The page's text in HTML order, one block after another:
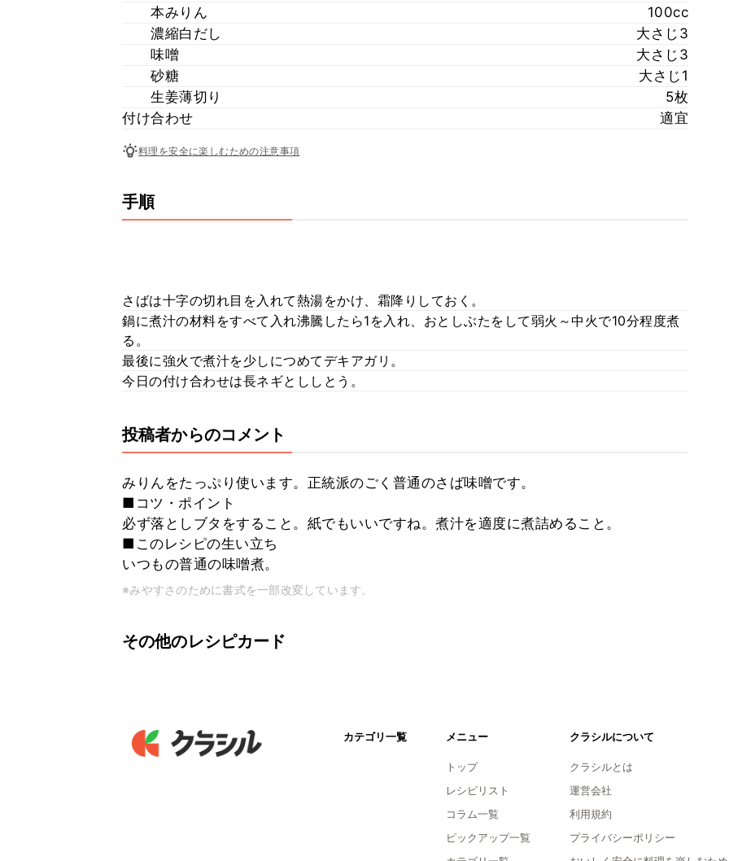
本みりん
100cc
濃縮白だし
大さじ3
味噌
大さじ3
砂糖
大さじ1
生姜薄切り
5枚
付け合わせ
適宜
料理を安全に楽しむための注意事項
手順
さばは十字の切れ目を入れて熱湯をかけ、霜降りしておく。
鍋に煮汁の材料をすべて入れ沸騰したら1を入れ、おとしぶたをして弱火～中火で10分程度煮
る。
最後に強火で煮汁を少しにつめてデキアガリ。
今日の付け合わせは長ネギとししとう。
投稿者からのコメント
みりんをたっぷり使います。正統派のごく普通のさば味噌です。
■コツ・ポイント
必ず落としブタをすること。紙でもいいですね。煮汁を適度に煮詰めること。
■このレシピの生い立ち
いつもの普通の味噌煮。
※みやすさのために書式を一部改変しています。
その他のレシピカード
カテゴリ一覧 メニュー
トップ
レシピリスト
コラム一覧
ピックアップ一覧
クラシルについて
クラシルとは
運営会社
利用規約
プライバシーポリシー